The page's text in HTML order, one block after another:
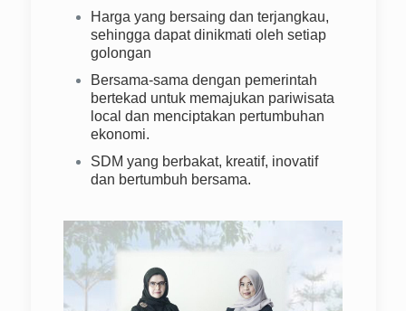
Harga yang bersaing dan terjangkau,
sehingga dapat dinikmati oleh setiap
golongan
Bersama-sama dengan pemerintah
bertekad untuk memajukan pariwisata
local dan menciptakan pertumbuhan
ekonomi.
SDM yang berbakat, kreatif, inovatif
dan bertumbuh bersama.